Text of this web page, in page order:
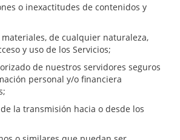
o inexactitudes de contenidos y
de cualquier naturaleza,
y uso de los Servicios;
de nuestros servidores seguros
personal y/o financiera
la transmisión hacia o desde los